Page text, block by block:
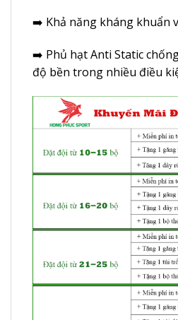
➡️ Khả năng kháng khuẩn
➡️ Phủ hạt Anti Static
độ bền trong nhiều điều